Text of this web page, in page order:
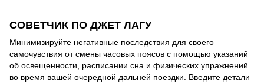
СОВЕТЧИК ПО ДЖЕТ ЛАГУ
Минимизируйте негативные последствия для своего
самочувствия от смены часовых поясов с помощью указаний
об освещенности, расписании сна и физических упражнений
во время вашей очередной дальней поездки. Введите детали